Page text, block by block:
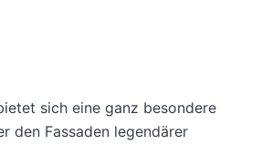
sich eine ganz besondere
den Fassaden legendärer